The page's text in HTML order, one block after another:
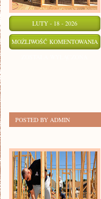
LUTY - 18 - 2026
MOŻLIWOŚĆ KOMENTOWANIA
POSTED BY ADMIN